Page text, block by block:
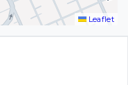
Leaflet